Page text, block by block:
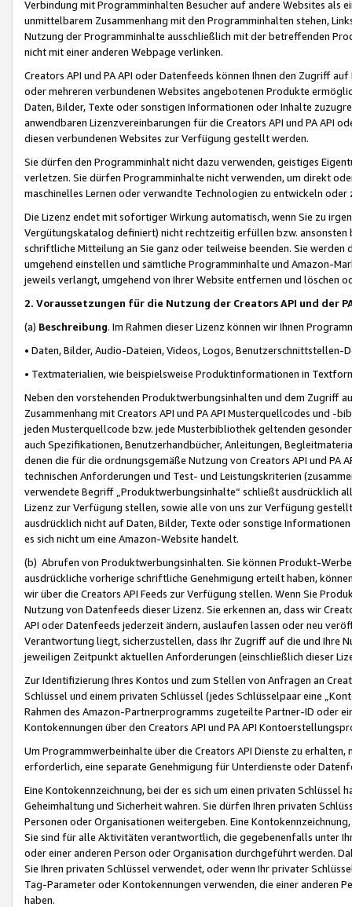
Verbindung mit Programminhalten Besucher auf andere Websites als
unmittelbarem Zusammenhang mit den Programminhalten stehen,
Nutzung der Programminhalte ausschließlich mit der betreffenden
nicht mit einer anderen Webpage verlinken.
Creators API und PA API oder Datenfeeds können Ihnen den Zugriff
oder mehreren verbundenen Websites angebotenen Produkte
Daten, Bilder, Texte oder sonstigen Informationen oder Inhalte
anwendbaren Lizenzvereinbarungen für die Creators API und PA API
diesen verbundenen Websites zur Verfügung gestellt werden.
Sie dürfen den Programminhalt nicht dazu verwenden, geistiges
verletzen. Sie dürfen Programminhalte nicht verwenden, um direkt
maschinelles Lernen oder verwandte Technologien zu entwickeln
Die Lizenz endet mit sofortiger Wirkung automatisch, wenn Sie zu
Vergütungskatalog definiert) nicht rechtzeitig erfüllen bzw. ansonsten
schriftliche Mitteilung an Sie ganz oder teilweise beenden. Sie werden
umgehend einstellen und sämtliche Programminhalte und Amazon-
jeweils verlangt, umgehend von Ihrer Website entfernen und löschen
2. Voraussetzungen für die Nutzung der Creators API und der
(a) Beschreibung. Im Rahmen dieser Lizenz können wir Ihnen
• Daten, Bilder, Audio-Dateien, Videos, Logos, Benutzerschnittstellen-
• Textmaterialien, wie beispielsweise Produktinformationen in
Neben den vorstehenden Produktwerbungsinhalten und dem Zugriff
Zusammenhang mit Creators API und PA API Musterquellcodes und
jeden Musterquellcode bzw. jede Musterbibliothek geltenden
auch Spezifikationen, Benutzerhandbücher, Anleitungen,
denen die für die ordnungsgemäße Nutzung von Creators API und PA
technischen Anforderungen und Test- und Leistungskriterien
verwendete Begriff „Produktwerbungsinhalte“ schließt ausdrücklich
Lizenz zur Verfügung stellen, sowie alle von uns zur Verfügung
ausdrücklich nicht auf Daten, Bilder, Texte oder sonstige
es sich nicht um eine Amazon-Website handelt.
(b) Abrufen von Produktwerbungsinhalten. Sie können Produkt-
ausdrückliche vorherige schriftliche Genehmigung erteilt haben,
wir über die Creators API Feeds zur Verfügung stellen. Wenn Sie
Nutzung von Datenfeeds dieser Lizenz. Sie erkennen an, dass wir
API oder Datenfeeds jederzeit ändern, auslaufen lassen oder neu
Verantwortung liegt, sicherzustellen, dass Ihr Zugriff auf die und Ihre
jeweiligen Zeitpunkt aktuellen Anforderungen (einschließlich dieser
Zur Identifizierung Ihres Kontos und zum Stellen von Anfragen an
Schlüssel und einem privaten Schlüssel (jedes Schlüsselpaar eine
Rahmen des Amazon-Partnerprogramms zugeteilte Partner-ID oder
Kontokennungen über den Creators API und PA API
Um Programmwerbeinhalte über die Creators API Dienste zu
erforderlich, eine separate Genehmigung für Unterdienste oder
Eine Kontokennzeichnung, bei der es sich um einen privaten
Geheimhaltung und Sicherheit wahren. Sie dürfen Ihren privaten
Personen oder Organisationen weitergeben. Eine
Sie sind für alle Aktivitäten verantwortlich, die gegebenenfalls unter
oder einer anderen Person oder Organisation durchgeführt werden.
Sie Ihren privaten Schlüssel verwendet, oder wenn Ihr privater
Tag-Parameter oder Kontokennungen verwenden, die einer anderen
haben.